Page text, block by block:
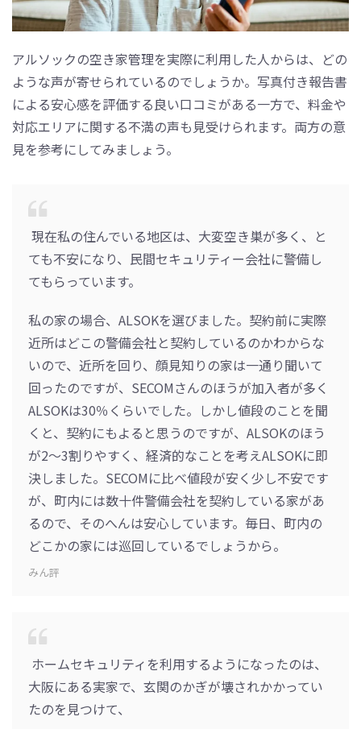
アルソックの空き家管理を実際に利用した人からは、どの
ような声が寄せられているのでしょうか。写真付き報告書
による安心感を評価する良い口コミがある一方で、料金や
対応エリアに関する不満の声も見受けられます。両方の意
見を参考にしてみましょう。
現在私の住んでいる地区は、大変空き巣が多く、と
ても不安になり、民間セキュリティー会社に警備し
てもらっています。
私の家の場合、ALSOKを選びました。契約前に実際
近所はどこの警備会社と契約しているのかわからな
いので、近所を回り、顔見知りの家は一通り聞いて
回ったのですが、SECOMさんのほうが加入者が多く
ALSOKは30％くらいでした。しかし値段のことを聞
くと、契約にもよると思うのですが、ALSOKのほう
が2～3割りやすく、経済的なことを考えALSOKに即
決しました。SECOMに比べ値段が安く少し不安です
が、町内には数十件警備会社を契約している家があ
るので、そのへんは安心しています。毎日、町内の
どこかの家には巡回しているでしょうから。
みん評
ホームセキュリティを利用するようになったのは、
大阪にある実家で、玄関のかぎが壊されかかってい
たのを見つけて、